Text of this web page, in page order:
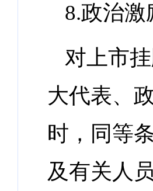
8.政治激
对上市
大代表、
时，同等
及有关人